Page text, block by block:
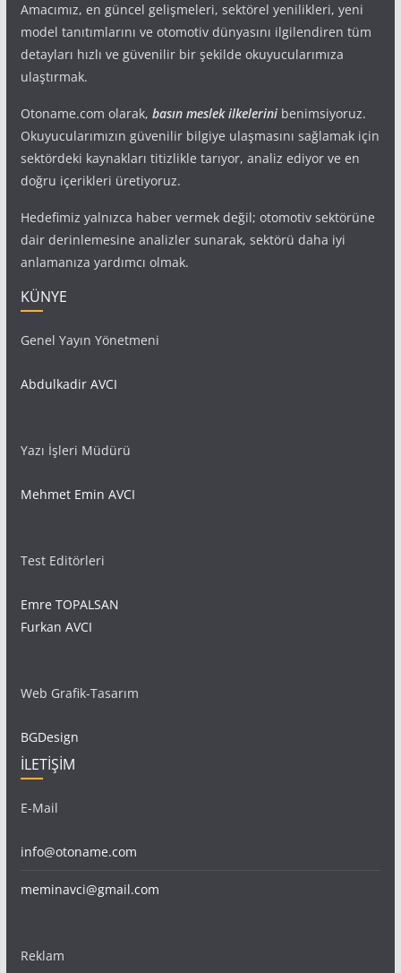
Amacımız, en güncel gelişmeleri, sektörel yenilikleri, yeni
model tanıtımlarını ve otomotiv dünyasını ilgilendiren tüm
detayları hızlı ve güvenilir bir şekilde okuyucularımıza
ulaştırmak.
Otoname.com olarak, basın meslek ilkelerinibenimsiyoruz.
Okuyucularımızın güvenilir bilgiye ulaşmasını sağlamak için
sektördeki kaynakları titizlikle tarıyor, analiz ediyor ve en
doğru içerikleri üretiyoruz.
Hedefimiz yalnızca haber vermek değil; otomotiv sektörüne
dair derinlemesine analizler sunarak, sektörü daha iyi
anlamanıza yardımcı olmak.
KÜNYE
Genel Yayın Yönetmeni
Abdulkadir AVCI
Yazı İşleri Müdürü
Mehmet Emin AVCI
Test Editörleri
Emre TOPALSAN
Furkan AVCI
Web Grafik-Tasarım
BGDesign
İLETİŞİM
E-Mail
info@otoname.com
meminavci@gmail.com
Reklam